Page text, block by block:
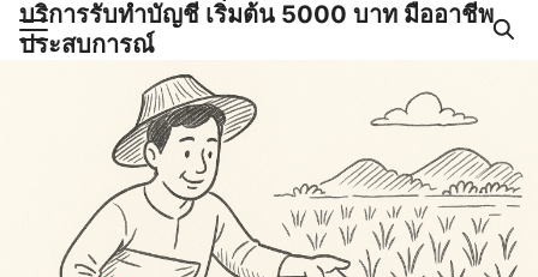
Skipบริการรับทำบัญชี เริ่มต้น 5000 บาท มืออาชีพ
ประสบการณ์
ญชีและภาษีครบวงจร |